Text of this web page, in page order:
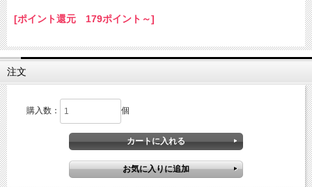
[ポイント還元 179ポイント～]
注文
購入数： 個